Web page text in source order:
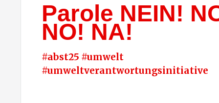
Parole NEIN!
NO! NA!
#abst25 #umwelt
#umweltverantwortungsinitiative